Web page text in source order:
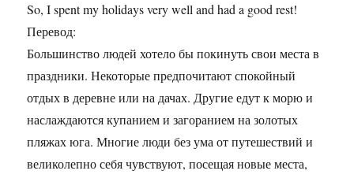
So, I spent my holidays very well and had a good rest!
Перевод:
Большинство людей хотело бы покинуть свои места в
праздники. Некоторые предпочитают спокойный
отдых в деревне или на дачах. Другие едут к морю и
наслаждаются купанием и загоранием на золотых
пляжах юга. Многие люди без ума от путешествий и
великолепно себя чувствуют, посещая новые места,